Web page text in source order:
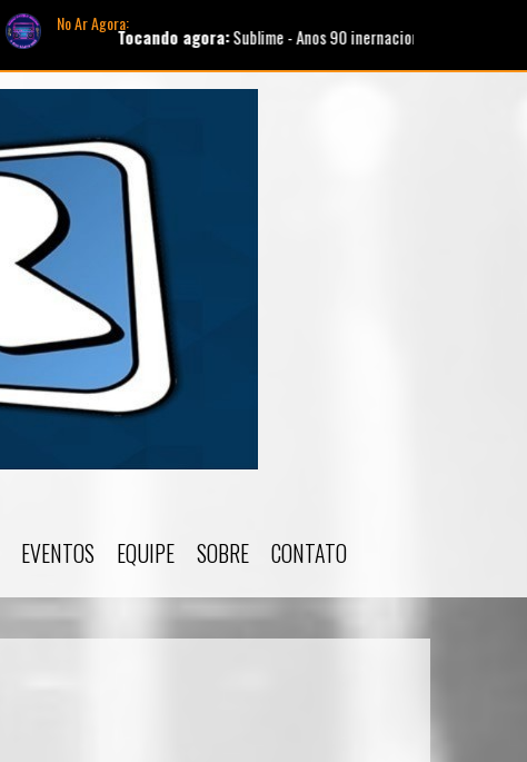
No Ar Agora:
Tocando agora:Sublime - Anos 90 inernacional novelas |
EVENTOS EQUIPE SOBRE CONTATO